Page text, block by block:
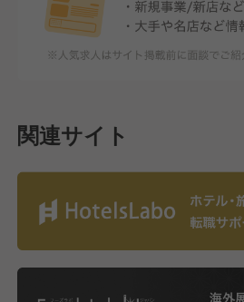
関連サイト